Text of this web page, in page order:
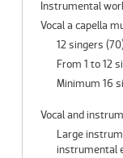
Instrumental
Vocal a capella
12 singers
From 1 to 12
Minimum 16
Vocal and
Large
instrumental